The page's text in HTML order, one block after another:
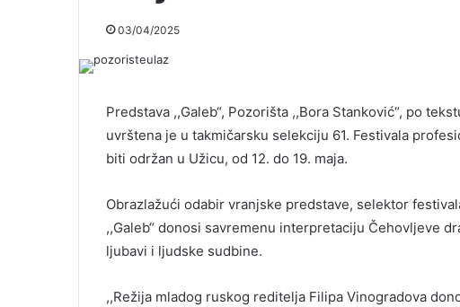
03/04/2025
Predstava ,,Galeb“, Pozorišta ,,Bora Stanković“, po
uvrštena je u takmičarsku selekciju 61. Festivala
biti održan u Užicu, od 12. do 19. maja.
Obrazlažući odabir vranjske predstave, selektor
,,Galeb“ donosi savremenu interpretaciju Čehovljeve
ljubavi i ljudske sudbine.
,,Režija mladog ruskog reditelja Filipa Vinogradova